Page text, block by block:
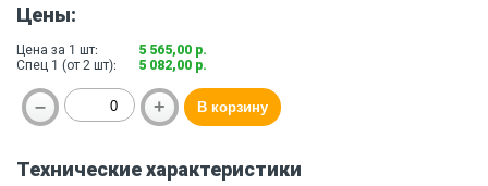
Цены:
Цена за 1 шт:
5 565,00 р.
Спец 1 (от 2 шт):
5 082,00 р.
Технические характеристики